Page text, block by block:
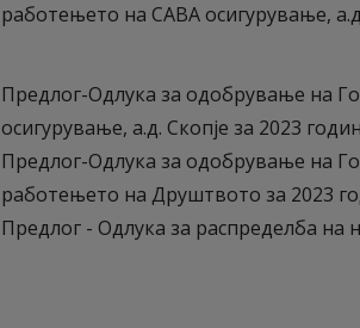
работењето на САВА осигурување,
Предлог-Одлука за одобрување на
осигурување, а.д. Скопје за 2023
Предлог-Одлука за одобрување на
работењето на Друштвото за 2023
Предлог - Одлука за распределба на